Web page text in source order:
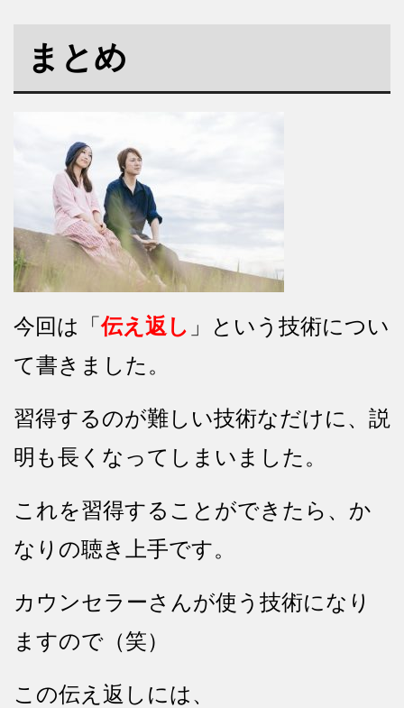
まとめ
今回は「伝え返し 」という技術につい
て書きました。
習得するのが難しい技術なだけに、説
明も長くなってしまいました。
これを習得することができたら、か
なりの聴き上手です。
カウンセラーさんが使う技術になり
ますので（笑）
この伝え返しには、